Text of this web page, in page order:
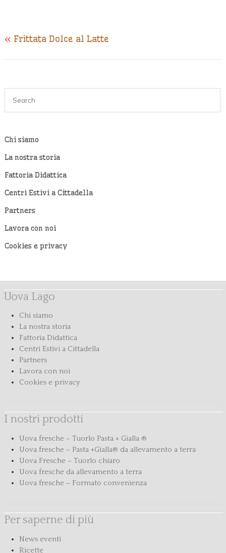
« Frittata Dolce al Latte
Chi siamo
La nostra storia
Fattoria Didattica
Centri Estivi a Cittadella
Partners
Lavora con noi
Cookies e privacy
Uova Lago
Chi siamo
La nostra storia
Fattoria Didattica
Centri Estivi a Cittadella
Partners
Lavora con noi
Cookies e privacy
I nostri prodotti
Uova fresche – Tuorlo Pasta + Gialla ®
Uova fresche – Pasta +Gialla® da allevamento a terra
Uova Fresche – Tuorlo chiaro
Uova fresche da allevamento a terra
Uova fresche – Formato convenienza
Per saperne di più
News eventi
Ricette